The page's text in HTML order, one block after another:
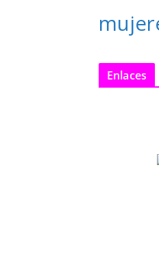
Enlaces